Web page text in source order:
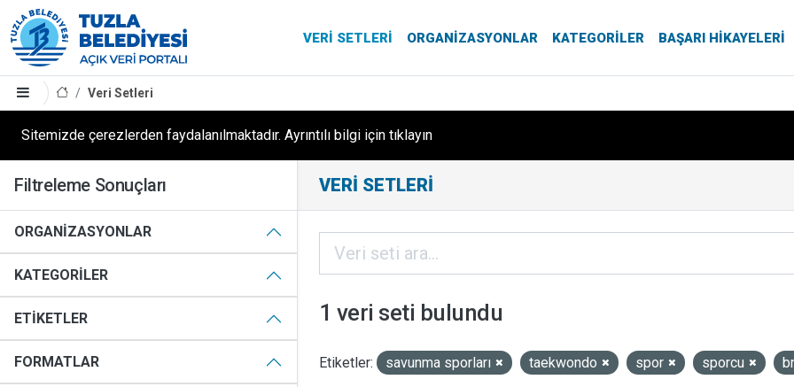
VERI SETLERI ORGANIZASYONLAR KATEGORILER BAŞARI HIKAYELERI
Veri Setleri
Sitemizde çerezlerden faydalanılmaktadır. Ayrıntılı bilgi için tıklayın
Filtreleme Sonuçları
ORGANIZASYONLAR
KATEGORILER
ETIKETLER
FORMATLAR
VERI SETLERI
1 veri seti bulundu
Etiketler: savunma sporları taekwondo spor sporcu